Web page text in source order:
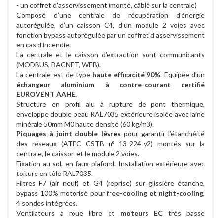
- un coffret d'asservissement (monté, câblé sur la centrale)
Composé d’une centrale de récupération d’énergie
autorégulée, d’un caisson C4, d’un module 2 voies avec
fonction bypass autorégulée par un coffret d’asservissement
en cas d’incendie.
La centrale et le caisson d’extraction sont communicants
(MODBUS, BACNET, WEB).
La centrale est de type haute efficacité 90%. Equipée d’un
échangeur aluminium à contre-courant certifié
EUROVENT AAHE.
Structure en profil alu à rupture de pont thermique,
enveloppe double peau RAL7035 extérieure isolée avec laine
minérale 50mm M0 haute densité (60 kg/m3).
Piquages à joint double lèvres pour garantir l’étanchéité
des réseaux (ATEC CSTB n° 13-224-v2) montés sur la
centrale, le caisson et le module 2 voies.
Fixation au sol, en faux-plafond. Installation extérieure avec
toiture en tôle RAL7035.
Filtres F7 (air neuf) et G4 (reprise) sur glissière étanche,
bypass 100% motorisé pour free-cooling et night-cooling,
4 sondes intégrées.
Ventilateurs à roue libre et moteurs ECtrès basse